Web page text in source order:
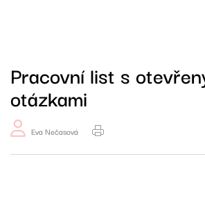
Pracovní list s
otázkami
Eva Nečasová